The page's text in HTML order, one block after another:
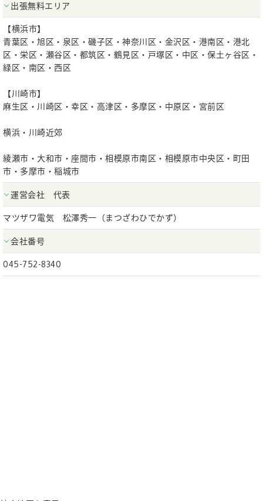
出張無料エリア
【横浜市】
青葉区・旭区・泉区・磯子区・神奈川区・金沢区・港南区・港北
区・栄区・瀬谷区・都筑区・鶴見区・戸塚区・中区・保土ヶ谷区・
緑区・南区・西区
【川崎市】
麻生区・川崎区・幸区・高津区・多摩区・中原区・宮前区
横浜・川崎近郊
綾瀬市・大和市・座間市・相模原市南区・相模原市中央区・町田
市・多摩市・稲城市
運営会社 代表
マツザワ電気 松澤秀一（まつざわひでかず）
会社番号
045-752-8340